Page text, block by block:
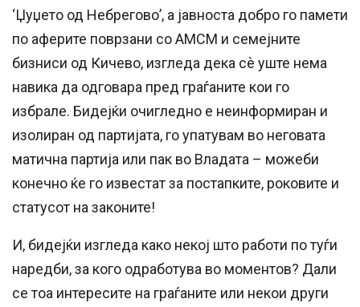
‘Џуџето од Небрегово’, а јавноста добро го памети
по аферите поврзани со АМСМ и семејните
бизниси од Кичево, изгледа дека сè уште нема
навика да одговара пред граѓаните кои го
избрале. Бидејќи очигледно е неинформиран и
изолиран од партијата, го упатувам во неговата
матична партија или пак во Владата – можеби
конечно ќе го известат за постапките, роковите и
статусот на законите!
И, бидејќи изгледа како некој што работи по туѓи
наредби, за кого одработува во моментов? Дали
се тоа интересите на граѓаните или некои други